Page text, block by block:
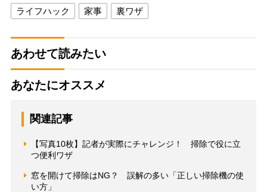
ライフハック 家事 裏ワザ
あわせて読みたい
あなたにオススメ
関連記事
【写真10枚】記者が実際にチャレンジ！ 掃除で役に立
つ便利ワザ
窓を開けて掃除はNG？ 誤解の多い「正しい掃除機の使
い方」